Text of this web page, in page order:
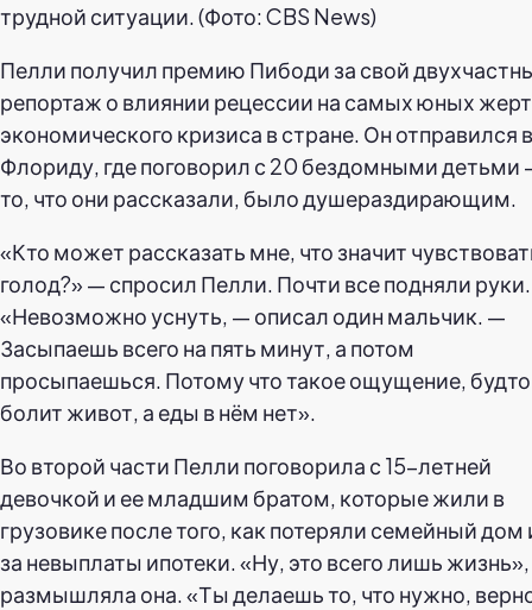
трудной ситуации. (Фото: CBS News)
Пелли получил премию Пибоди за свой
репортаж о влиянии рецессии на самых юных
экономического кризиса в стране. Он отправился
Флориду, где поговорил с 20 бездомными детьми
то, что они рассказали, было душераздирающим.
«Кто может рассказать мне, что значит
голод?» — спросил Пелли. Почти все подняли руки.
«Невозможно уснуть, — описал один мальчик. —
Засыпаешь всего на пять минут, а потом
просыпаешься. Потому что такое ощущение, будто
болит живот, а еды в нём нет».
Во второй части Пелли поговорила с 15-летней
девочкой и ее младшим братом, которые жили в
грузовике после того, как потеряли семейный дом
за невыплаты ипотеки. «Ну, это всего лишь
размышляла она. «Ты делаешь то, что нужно,